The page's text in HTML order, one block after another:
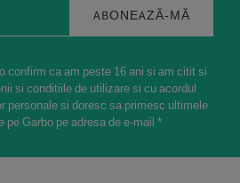
ABONEAZĂ-MĂ
confirm ca am peste 16 ani si am citit si
si conditiile de utilizare si cu acordul
personale si doresc sa primesc ultimele
pe Garbo pe adresa de e-mail *